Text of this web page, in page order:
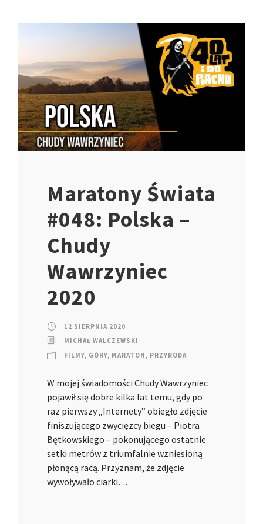
Maratony Świata
#048: Polska –
Chudy
Wawrzyniec
2020
12 SIERPNIA 2020
MICHAŁ WALCZEWSKI
FILMY, GÓRY, MARATON , PRZYRODA
W mojej świadomości Chudy Wawrzyniec
pojawił się dobre kilka lat temu, gdy po
raz pierwszy „Internety” obiegło zdjęcie
finiszującego zwycięzcy biegu – Piotra
Bętkowskiego – pokonującego ostatnie
setki metrów z triumfalnie wzniesioną
płonącą racą. Przyznam, że zdjęcie
wywoływało ciarki…